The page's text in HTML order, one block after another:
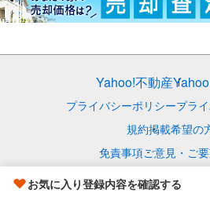
お気に入り登録内容を確認する
Yahoo!不動産
プライバシーポリシープラ
規約掲載希望の
免責事項ご意見・ご
© LY